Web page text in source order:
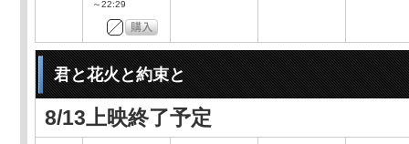
～22:29
君と花火と約束と
8/13上映終了予定